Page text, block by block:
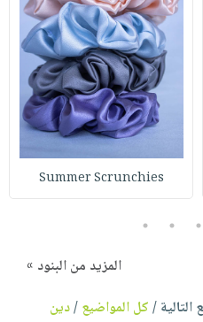
Summer Scrunchies
3
4
5
المزيد من البنود »
/كل المواضيع/دين